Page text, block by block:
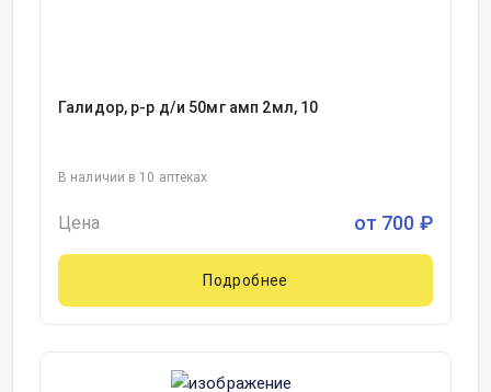
Галидор, р-р д/и 50мг амп 2мл, 10
В наличии в 10 аптеках
Цена от 700 ₽
Подробнее